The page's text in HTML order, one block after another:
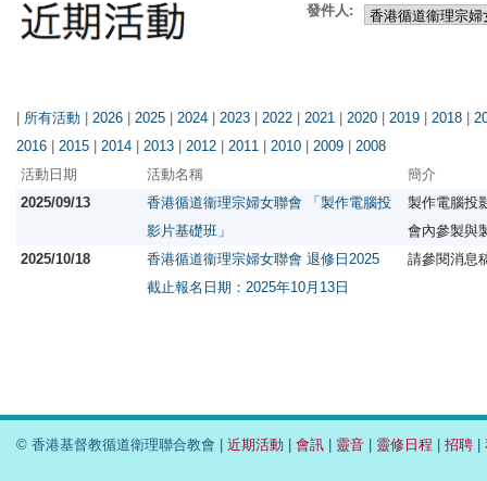
發件人:
| 所有活動 | 2026 | 2025 | 2024 | 2023 | 2022 | 2021 | 2020 | 2019 | 2018 |
2016 | 2015 | 2014 | 2013 | 2012 | 2011 | 2010 | 2009 | 2008
活動日期
活動名稱
簡介
2025/09/13
香港循道衞理宗婦女聯會 「製作電腦投
影片基礎班」
製作電腦投
會內參製與
2025/10/18
香港循道衞理宗婦女聯會 退修日2025
截止報名日期：2025年10月13日
請參閱消息
© 香港基督教循道衛理聯合教會 | 近期活動 | 會訊 | 靈音 | 靈修日程 | 招聘 |